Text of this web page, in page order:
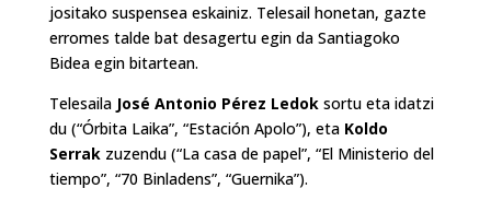
jositako suspensea eskainiz. Telesail honetan, gazte
erromes talde bat desagertu egin da Santiagoko
Bidea egin bitartean.
Telesaila José Antonio Pérez Ledoksortu eta idatzi
du (“Órbita Laika”, “Estación Apolo”), eta Koldo
Serrakzuzendu (“La casa de papel”, “El Ministerio del
tiempo”, “70 Binladens”, “Guernika”).